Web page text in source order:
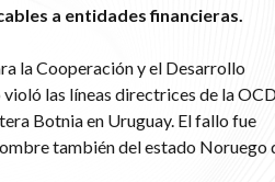
a entidades financieras.
la Cooperación y el Desarrollo
las líneas directrices de la
Botnia en Uruguay. El fallo fue
también del estado Noruego